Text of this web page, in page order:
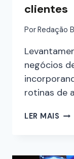
clientes
PorRedação
negócios
rotinas de
LER MAIS